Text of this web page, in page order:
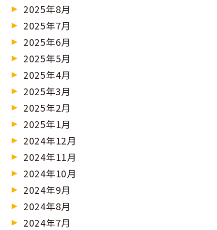
2025年8月
2025年7月
2025年6月
2025年5月
2025年4月
2025年3月
2025年2月
2025年1月
2024年12月
2024年11月
2024年10月
2024年9月
2024年8月
2024年7月